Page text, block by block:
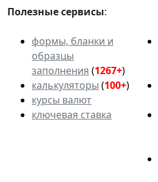
Полезные сервисы:
формы, бланки и
образцы
заполнения (1267+)
калькуляторы (100+)
курсы валют
ключевая ставка